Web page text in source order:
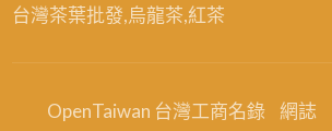
台灣茶葉批發,烏龍茶,紅茶
OpenTaiwan 台灣工商名錄 網誌